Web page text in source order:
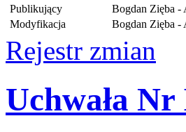
Publikujący
Bogdan Zięba -
Modyfikacja
Bogdan Zięba -
Rejestr zmian
Uchwała